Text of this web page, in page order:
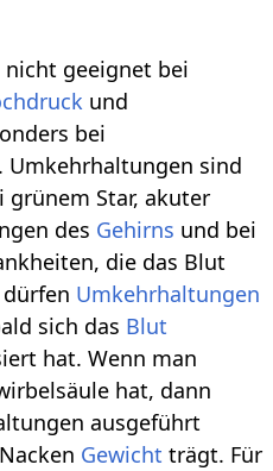
geeignet bei
und
bei
Umkehrhaltungen sind
Star, akuter
des Gehirns und bei
die das Blut
Umkehrhaltungen
sich das Blut
hat. Wenn man
hat, dann
ausgeführt
Gewicht trägt. Für